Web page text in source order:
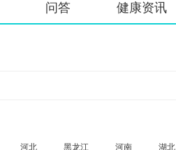
问答 健康资讯
河北 黑龙江 河南 湖北